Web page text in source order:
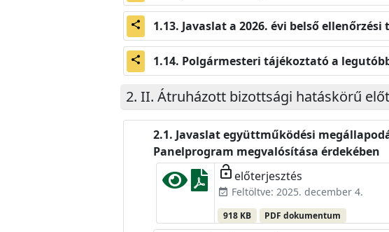
share Javaslat a 2026. évi belső
share Polgármesteri tájékoztató a
II. Átruházott bizottsági hatáskörű
Javaslat együttműködési
Panelprogram megvalósítása érdekében
lock_open előterjesztés
event_available Feltöltve: 2025. december 4.
918 KB PDF dokumentum